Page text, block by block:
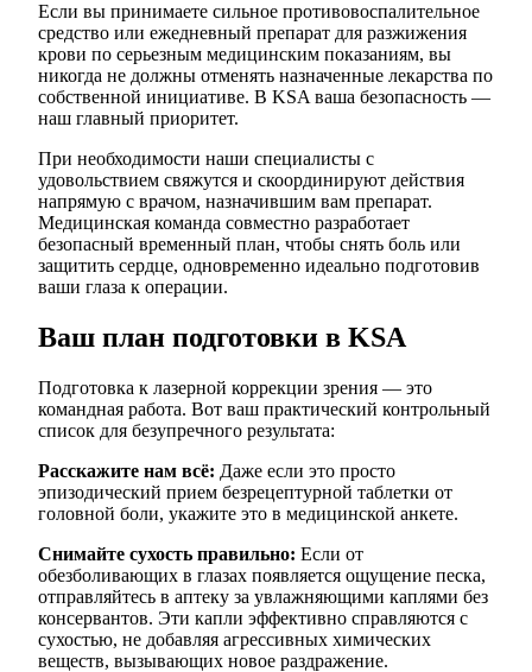
Если вы принимаете сильное противовоспалительное
средство или ежедневный препарат для разжижения
крови по серьезным медицинским показаниям, вы
никогда не должны отменять назначенные лекарства по
собственной инициативе. В KSA ваша безопасность —
наш главный приоритет.
При необходимости наши специалисты с
удовольствием свяжутся и скоординируют действия
напрямую с врачом, назначившим вам препарат.
Медицинская команда совместно разработает
безопасный временный план, чтобы снять боль или
защитить сердце, одновременно идеально подготовив
ваши глаза к операции.
Ваш план подготовки в KSA
Подготовка к лазерной коррекции зрения — это
командная работа. Вот ваш практический контрольный
список для безупречного результата:
Расскажите нам всё: Даже если это просто
эпизодический прием безрецептурной таблетки от
головной боли, укажите это в медицинской анкете.
Снимайте сухость правильно: Если от
обезболивающих в глазах появляется ощущение песка,
отправляйтесь в аптеку за увлажняющими каплями без
консервантов. Эти капли эффективно справляются с
сухостью, не добавляя агрессивных химических
веществ, вызывающих новое раздражение.